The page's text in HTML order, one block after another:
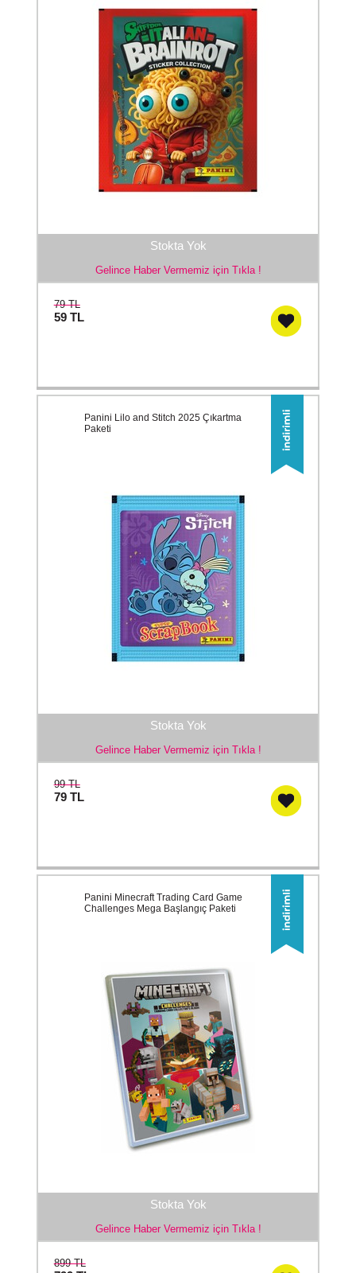
Stokta Yok
Gelince Haber Vermemiz için Tıkla !
79 TL
59 TL
Stokta Yok
Gelince Haber Vermemiz için Tıkla !
Panini Lilo and Stitch 2025 Çıkartma
Paketi
99 TL
79 TL
Stokta Yok
Gelince Haber Vermemiz için Tıkla !
Panini Minecraft Trading Card Game
Challenges Mega Başlangıç Paketi
899 TL